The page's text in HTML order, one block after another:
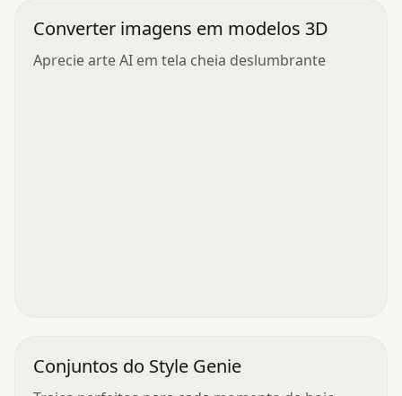
Converter imagens em modelos 3D
Aprecie arte AI em tela cheia deslumbrante
Conjuntos do Style Genie